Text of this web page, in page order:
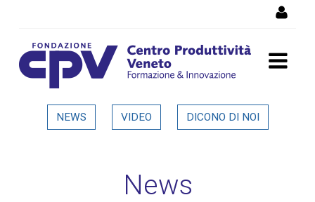
Donne nell'industria 4.0:
femminile nelle aziende
NEWS VIDEO DICONO DI NOI
News